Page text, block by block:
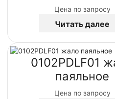
Цена по запросу
Читать далее
0102PDLF01
паяльное
Цена по запросу